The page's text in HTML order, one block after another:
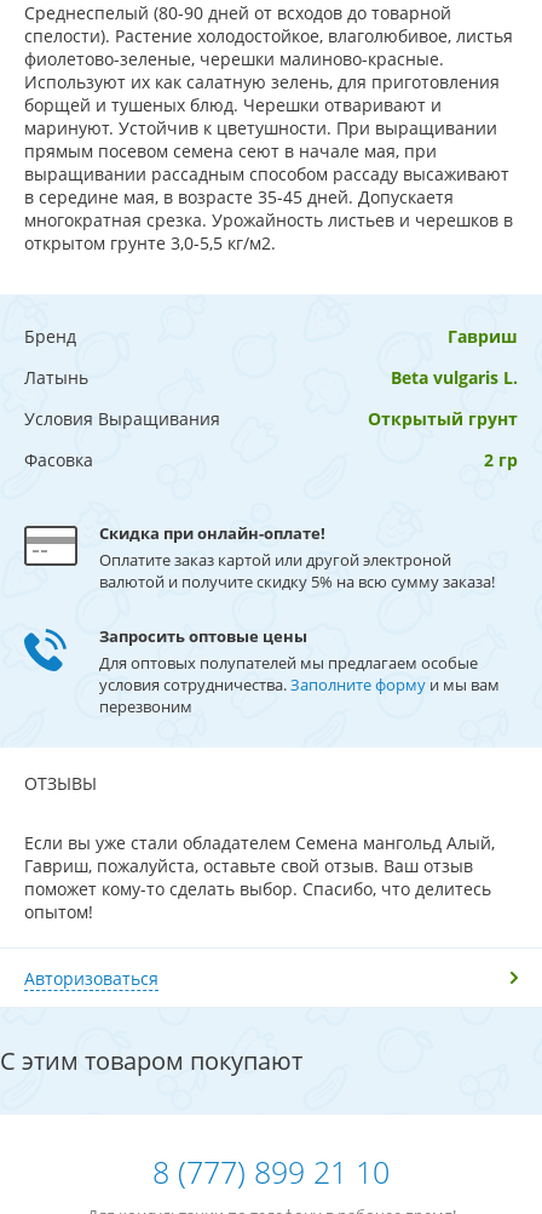
Среднеспелый (80-90 дней от всходов до товарной
спелости). Растение холодостойкое, влаголюбивое, листья
фиолетово-зеленые, черешки малиново-красные.
Используют их как салатную зелень, для приготовления
борщей и тушеных блюд. Черешки отваривают и
маринуют. Устойчив к цветушности. При выращивании
прямым посевом семена сеют в начале мая, при
выращивании рассадным способом рассаду высаживают
в середине мая, в возрасте 35-45 дней. Допускаетя
многократная срезка. Урожайность листьев и черешков в
открытом грунте 3,0-5,5 кг/м2.
Бренд
Гавриш
Латынь
Beta vulgaris L.
Условия Выращивания
Открытый грунт
Фасовка
2 гр
Скидка при онлайн-оплате!
Оплатите заказ картой или другой электроной
валютой и получите скидку 5% на всю сумму заказа!
Запросить оптовые цены
Для оптовых полупателей мы предлагаем особые
условия сотрудничества.Заполните форму и мы вам
перезвоним
ОТЗЫВЫ
Если вы уже стали обладателем Семена мангольд Алый,
Гавриш, пожалуйста, оставьте свой отзыв. Ваш отзыв
поможет кому-то сделать выбор. Спасибо, что делитесь
опытом!
Авторизоваться
С этим товаром покупают
8 (777) 899 21 10